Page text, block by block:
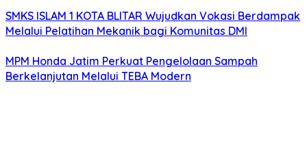
SMKS ISLAM 1 KOTA BLITAR Wujudkan Vokasi Berdampak
Melalui Pelatihan Mekanik bagi Komunitas DMI
MPM Honda Jatim Perkuat Pengelolaan Sampah
Berkelanjutan Melalui TEBA Modern